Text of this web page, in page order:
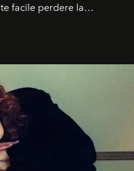
facile perdere la
quadranti così